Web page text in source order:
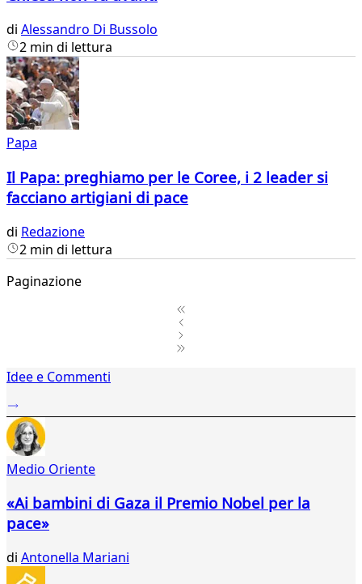
di Alessandro Di Bussolo
2 min di lettura
Papa
Il Papa: preghiamo per le Coree, i 2 leader si
facciano artigiani di pace
di Redazione
2 min di lettura
Paginazione
2Idee e Commenti
Medio Oriente
«Ai bambini di Gaza il Premio Nobel per la
pace»
di Antonella Mariani